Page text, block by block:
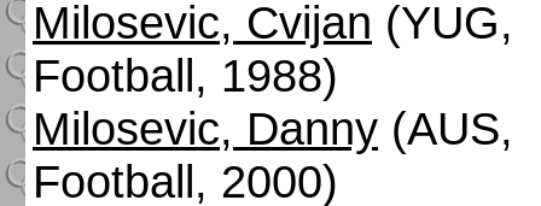
Milosevic, Cvijan (YUG,
Football, 1988)
Milosevic, Danny (AUS,
Football, 2000)